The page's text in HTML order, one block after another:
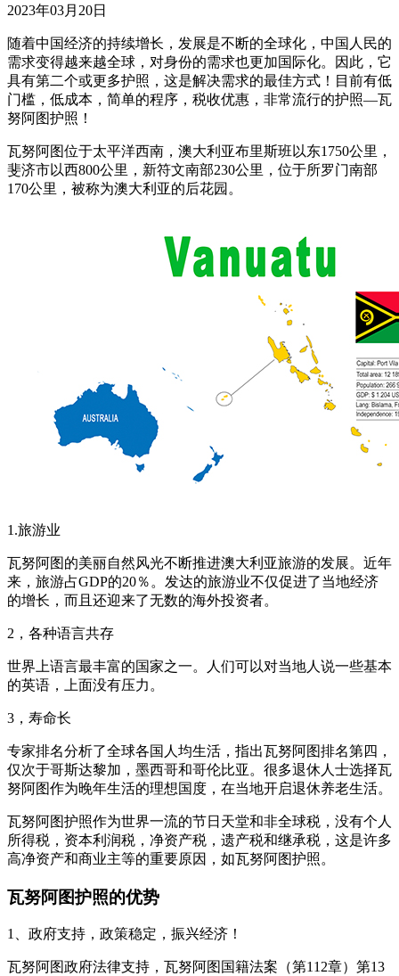
2023年03月20日
随着中国经济的持续增长，发展是不断的全球化，中国人民的
需求变得越来越全球，对身份的需求也更加国际化。因此，它
具有第二个或更多护照，这是解决需求的最佳方式！目前有低
门槛，低成本，简单的程序，税收优惠，非常流行的护照—瓦
努阿图护照！
瓦努阿图位于太平洋西南，澳大利亚布里斯班以东1750公里，
斐济市以西800公里，新符文南部230公里，位于所罗门南部
170公里，被称为澳大利亚的后花园。
1.旅游业
瓦努阿图的美丽自然风光不断推进澳大利亚旅游的发展。近年
来，旅游占GDP的20％。发达的旅游业不仅促进了当地经济
的增长，而且还迎来了无数的海外投资者。
2，各种语言共存
世界上语言最丰富的国家之一。人们可以对当地人说一些基本
的英语，上面没有压力。
3，寿命长
专家排名分析了全球各国人均生活，指出瓦努阿图排名第四，
仅次于哥斯达黎加，墨西哥和哥伦比亚。很多退休人士选择瓦
努阿图作为晚年生活的理想国度，在当地开启退休养老生活。
瓦努阿图护照作为世界一流的节日天堂和非全球税，没有个人
所得税，资本利润税，净资产税，遗产税和继承税，这是许多
高净资产和商业主等的重要原因，如瓦努阿图护照。
瓦努阿图护照的优势
1、政府支持，政策稳定，振兴经济！
瓦努阿图政府法律支持，瓦努阿图国籍法案（第112章）第13